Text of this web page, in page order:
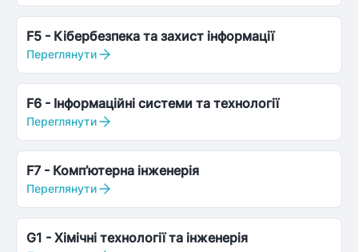
F5 - Кібербезпека та захист інформації
Переглянути
F6 - Інформаційні системи та технології
Переглянути
F7 - Комп’ютерна інженерія
Переглянути
G1 - Хімічні технології та інженерія